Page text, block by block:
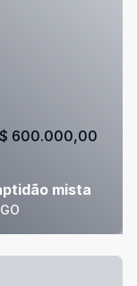
mista
600.000,00